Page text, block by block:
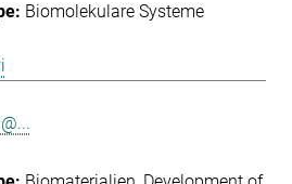
Biomolekulare Systeme